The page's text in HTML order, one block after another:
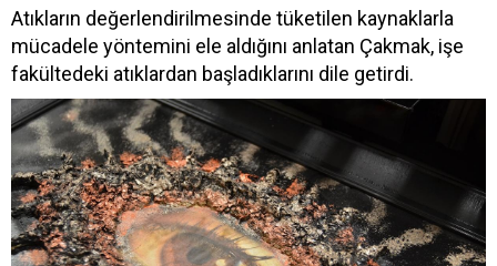
Atıkların değerlendirilmesinde tüketilen kaynaklarla
mücadele yöntemini ele aldığını anlatan Çakmak, işe
fakültedeki atıklardan başladıklarını dile getirdi.